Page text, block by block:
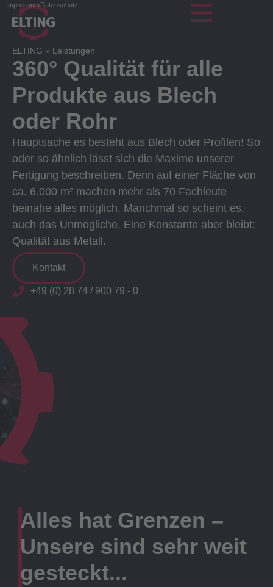
ImpressumDatenschutz
ELTING » Leistungen
360° Qualität für alle
Produkte aus Blech
oder Rohr
Hauptsache es besteht aus Blech oder Profilen! So
oder so ähnlich lässt sich die Maxime unserer
Fertigung beschreiben. Denn auf einer Fläche von
ca. 6.000 m² machen mehr als 70 Fachleute
beinahe alles möglich. Manchmal so scheint es,
auch das Unmögliche. Eine Konstante aber bleibt:
Qualität aus Metall.
Kontakt
+49 (0) 28 74 / 900 79 - 0
Alles hat Grenzen –
Unsere sind sehr weit
gesteckt...